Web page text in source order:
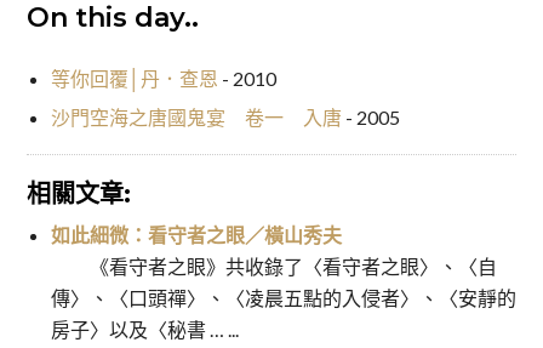
On this day..
等你回覆│丹．查恩 - 2010
沙門空海之唐國鬼宴 卷一 入唐 - 2005
相關文章:
如此細微：看守者之眼／橫山秀夫
《看守者之眼》共收錄了〈看守者之眼〉、〈自
傳〉、〈口頭禪〉、〈凌晨五點的入侵者〉、〈安靜的
房子〉以及〈秘書 … ...